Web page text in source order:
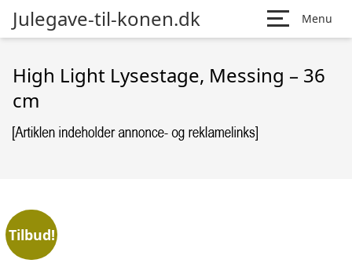
Julegave-til-konen.dk Menu
High Light Lysestage, Messing – 36
cm
Tilbud!